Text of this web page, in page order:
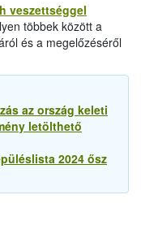
veszettséggel
többek között a
és a megelőzéséről
az ország keleti
letölthető
2024 ősz